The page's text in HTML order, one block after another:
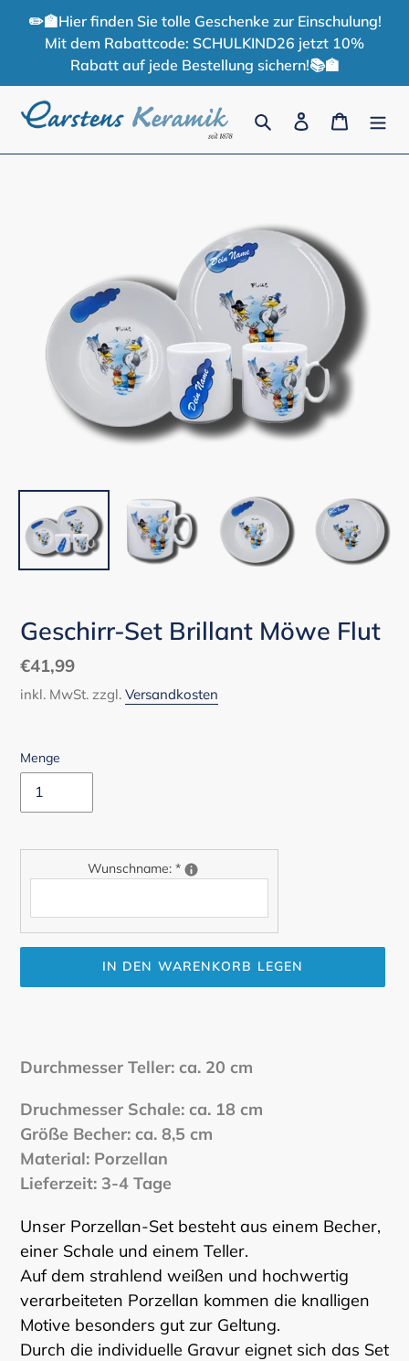
✏️🏫Hier finden Sie tolle Geschenke zur Einschulung!
Mit dem Rabattcode: SCHULKIND26 jetzt 10%
Rabatt auf jede Bestellung sichern!📚🏫
Suchen Einloggen
Geschirr-Set Brillant Möwe Flut
Normaler
Preis
€41,99
inkl. MwSt. zzgl. Versandkosten
Menge
Wunschname: *
IN DEN WARENKORB LEGEN
Warenkorb
Durchmesser Teller: ca. 20 cm
Druchmesser Schale: ca. 18 cm
Größe Becher: ca. 8,5 cm
Material: Porzellan
Lieferzeit: 3-4 Tage
Unser Porzellan-Set besteht aus einem Becher,
einer Schale und einem Teller.
Auf dem strahlend weißen und hochwertig
verarbeiteten Porzellan kommen die knalligen
Motive besonders gut zur Geltung.
Durch die individuelle Gravur eignet sich das Set